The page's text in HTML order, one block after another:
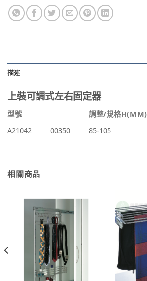
描述
上裝可調式左右固定器
型號 調整/規格H(MM)
A21042
00350 85-105
相關商品